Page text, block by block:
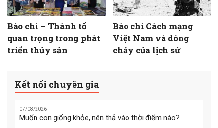
Báo chí – Thành tố
quan trọng trong phát
triển thủy sản
Báo chí Cách mạng
Việt Nam và dòng
chảy của lịch sử
Kết nối chuyên gia
07/08/2026
Muốn con giống khỏe, nên thả vào thời điểm nào?